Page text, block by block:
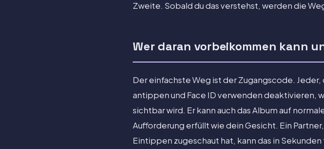
Zweite. Sobald du das verstehst, werden die
Wer daran vorbeikommen kann
Der einfachste Weg ist der Zugangscode.
antippen und Face ID verwenden deaktivieren,
sichtbar wird. Er kann auch das Album auf
Aufforderung erfüllt wie dein Gesicht. Ein
Eintippen zugeschaut hat, kann das in Sekunden